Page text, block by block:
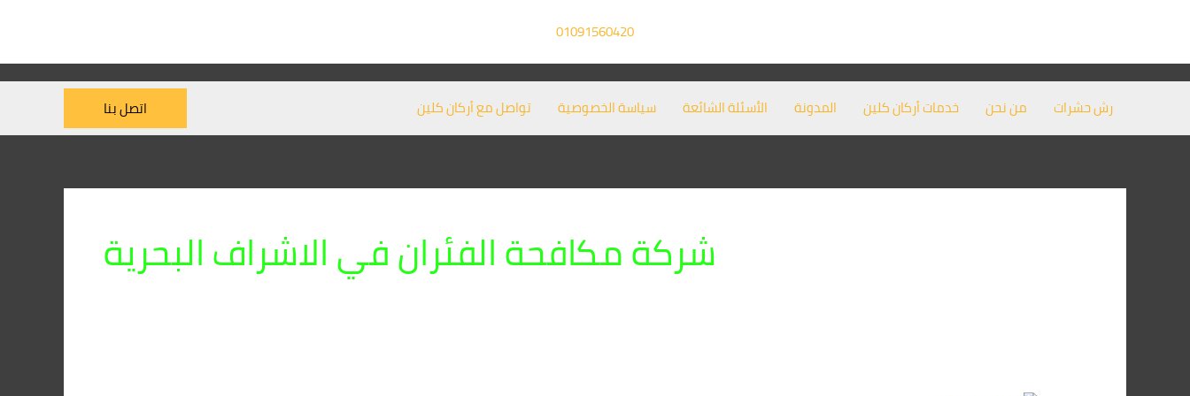
01091560420
رش حشرات من نحن خدمات أركان كلين المدونة الأسئلة الشائعة سياسة الخصوصية تواصل مع أركان كلين اتصل بنا
شركة مكافحة الفئران في الاشراف البحرية